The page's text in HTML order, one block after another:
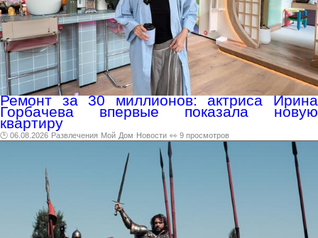
Ремонт за 30 миллионов: актриса Ирина
Горбачева впервые показала новую
квартиру
🕑 06.08.2026 Развлечения Мой Дом Новости 👀 9 просмотров